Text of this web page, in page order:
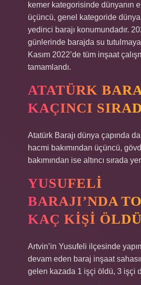
kemer kategorisinde dünyanın
üçüncü, genel kategoride
yedinci barajı konumundadır.
günlerinde barajda su
Kasım 2022’de tüm inşaat
tamamlandı.
ATATÜRK
KAÇINCI
Atatürk Barajı dünya çapında
hacmi bakımından üçüncü,
bakımından ise altıncı sırada
YUSUFELI
BARAJI’NDA
KAÇ KIŞI
Artvin’in Yusufeli ilçesinde
devam eden baraj inşaat
gelen kazada 1 işçi öldü, 3 işçi